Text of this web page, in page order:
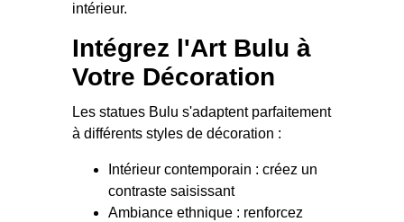
intérieur.
Intégrez l'Art Bulu à
Votre Décoration
Les statues Bulu s'adaptent parfaitement
à différents styles de décoration :
Intérieur contemporain : créez un
contraste saisissant
Ambiance ethnique : renforcez